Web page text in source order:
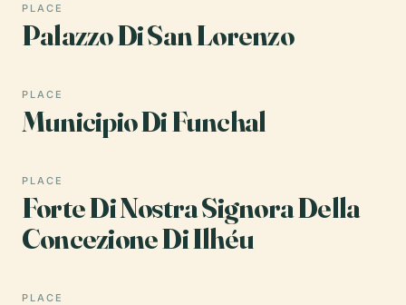
PLACE
Palazzo Di San Lorenzo
PLACE
Municipio Di Funchal
PLACE
Forte Di Nostra Signora Della
Concezione Di Ilhéu
PLACE